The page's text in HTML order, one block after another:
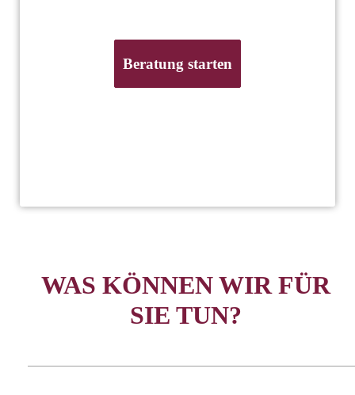
Beratung starten
WAS KÖNNEN WIR FÜR
SIE TUN?